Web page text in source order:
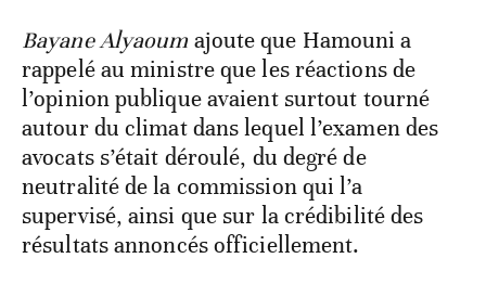
Bayane Alyaoumajoute que Hamouni a
rappelé au ministre que les réactions de
l’opinion publique avaient surtout tourné
autour du climat dans lequel l’examen des
avocats s’était déroulé, du degré de
neutralité de la commission qui l’a
supervisé, ainsi que sur la crédibilité des
résultats annoncés officiellement.